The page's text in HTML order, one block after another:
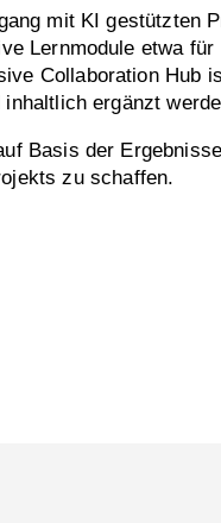
mit KI gestützten
Lernmodule etwa für
Collaboration Hub
ergänzt
Basis der
zu schaffen.